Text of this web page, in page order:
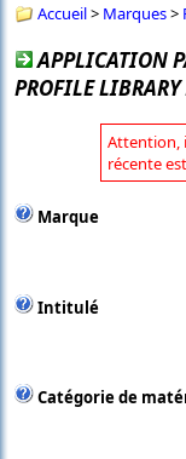
Accueil> Marques>
APPLICATION
PROFILE
Attention,
récente
Marque
Intitulé
Catégorie de